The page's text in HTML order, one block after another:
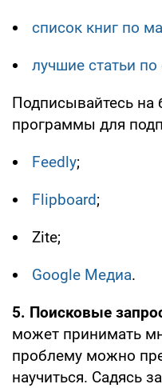
список книг по
лучшие статьи
Подписывайтесь на
программы для
Feedly;
Flipboard;
Zite;
Google Медиа.
5. Поисковые
может принимать
проблему можно
научиться. Садясь